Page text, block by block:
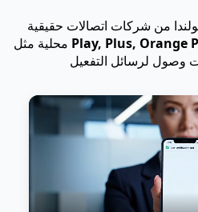
من شركات اتصالات حقيقية
Play, Plus, Orange